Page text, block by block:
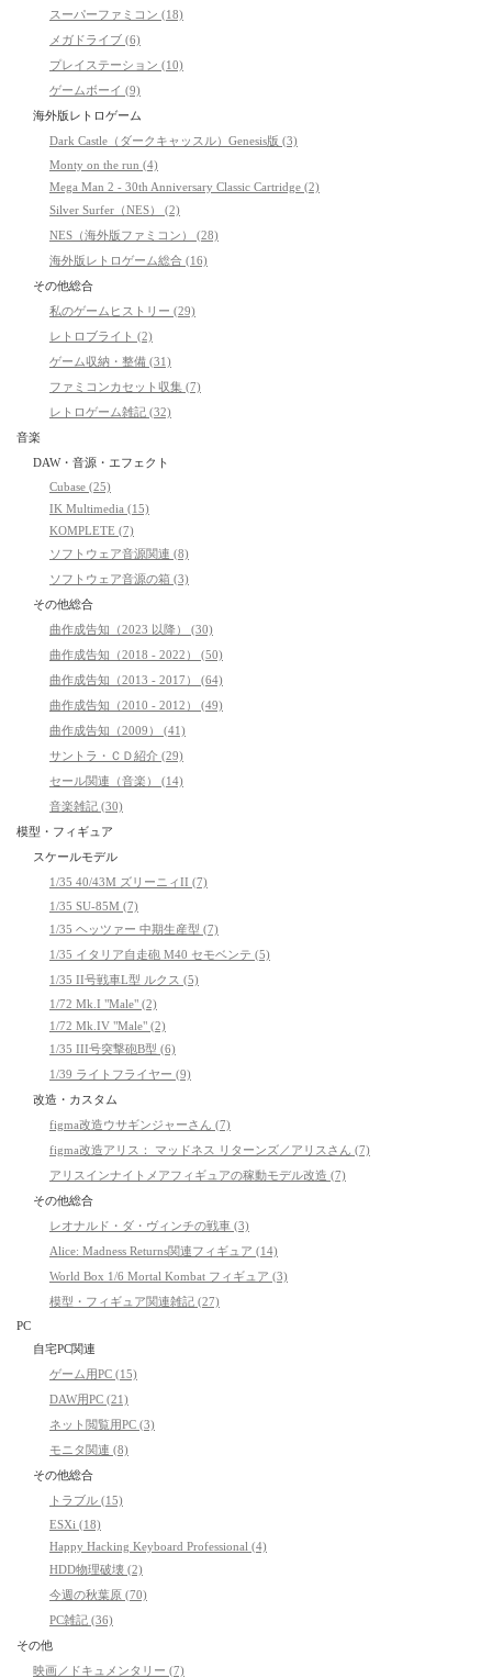
スーパーファミコン (18)
メガドライブ (6)
プレイステーション (10)
ゲームボーイ (9)
海外版レトロゲーム
Dark Castle（ダークキャッスル）Genesis版 (3)
Monty on the run (4)
Mega Man 2 - 30th Anniversary Classic Cartridge (2)
Silver Surfer（NES） (2)
NES（海外版ファミコン） (28)
海外版レトロゲーム総合 (16)
その他総合
私のゲームヒストリー (29)
レトロブライト (2)
ゲーム収納・整備 (31)
ファミコンカセット収集 (7)
レトロゲーム雑記 (32)
音楽
DAW・音源・エフェクト
Cubase (25)
IK Multimedia (15)
KOMPLETE (7)
ソフトウェア音源関連 (8)
ソフトウェア音源の箱 (3)
その他総合
曲作成告知（2023 以降） (30)
曲作成告知（2018 - 2022） (50)
曲作成告知（2013 - 2017） (64)
曲作成告知（2010 - 2012） (49)
曲作成告知（2009） (41)
サントラ・ＣＤ紹介 (29)
セール関連（音楽） (14)
音楽雑記 (30)
模型・フィギュア
スケールモデル
1/35 40/43M ズリーニィII (7)
1/35 SU-85M (7)
1/35 ヘッツァー 中期生産型 (7)
1/35 イタリア自走砲 M40 セモベンテ (5)
1/35 II号戦車L型 ルクス (5)
1/72 Mk.I "Male" (2)
1/72 Mk.IV "Male" (2)
1/35 III号突撃砲B型 (6)
1/39 ライトフライヤー (9)
改造・カスタム
figma改造ウサギンジャーさん (7)
figma改造アリス： マッドネス リターンズ／アリスさん (7)
アリスインナイトメアフィギュアの稼動モデル改造 (7)
その他総合
レオナルド・ダ・ヴィンチの戦車 (3)
Alice: Madness Returns関連フィギュア (14)
World Box 1/6 Mortal Kombat フィギュア (3)
模型・フィギュア関連雑記 (27)
PC
自宅PC関連
ゲーム用PC (15)
DAW用PC (21)
ネット閲覧用PC (3)
モニタ関連 (8)
その他総合
トラブル (15)
ESXi (18)
Happy Hacking Keyboard Professional (4)
HDD物理破壊 (2)
今週の秋葉原 (70)
PC雑記 (36)
その他
映画／ドキュメンタリー (7)